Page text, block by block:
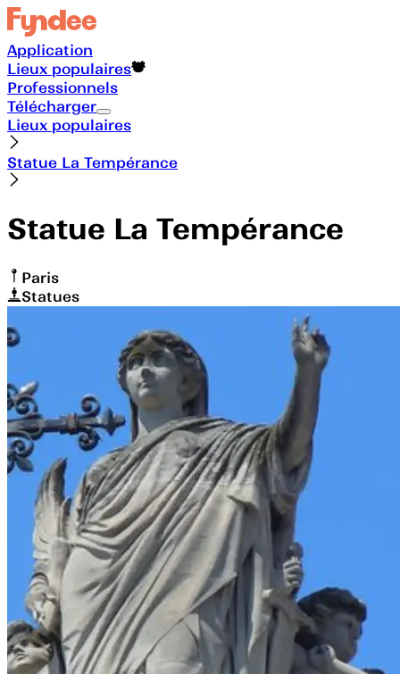
Application
Lieux populaires
Professionnels
Télécharger
Lieux populaires
Statue La Tempérance
Statue La Tempérance
Paris
Statues